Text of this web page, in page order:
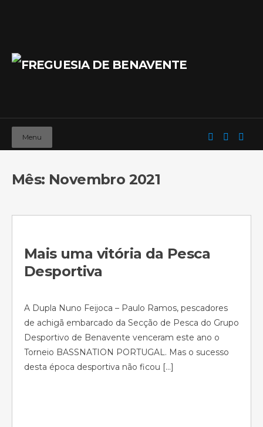
Menu
Mês: Novembro 2021
Mais uma vitória da Pesca
Desportiva
A Dupla Nuno Feijoca – Paulo Ramos, pescadores
de achigã embarcado da Secção de Pesca do Grupo
Desportivo de Benavente venceram este ano o
Torneio BASSNATION PORTUGAL. Mas o sucesso
desta época desportiva não ficou […]